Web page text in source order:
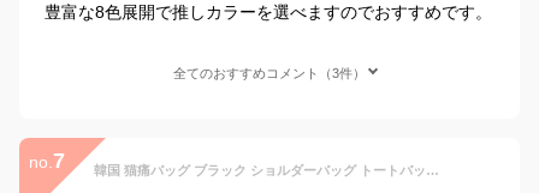
豊富な8色展開で推しカラーを選べますのでおすすめです。
全てのおすすめコメント（3件）
no. 7 韓国 猫痛バッグ ブラック ショルダーバッグ トートバッグ オタク 20cmぬいぐるみ 無地 通勤/通学 痛バッグ トートバッグ ショルダーバッグ 見せバッグ 透明 痛バ 痛いバッグ 缶バッジ 通学 遠足 イベント用